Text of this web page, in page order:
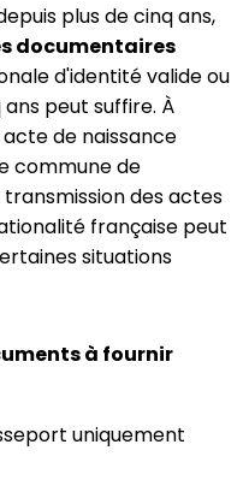
plus de cinq ans,
documentaires
d'identité valide ou
peut suffire. À
de naissance
commune de
des actes
française peut
situations
à fournir
uniquement